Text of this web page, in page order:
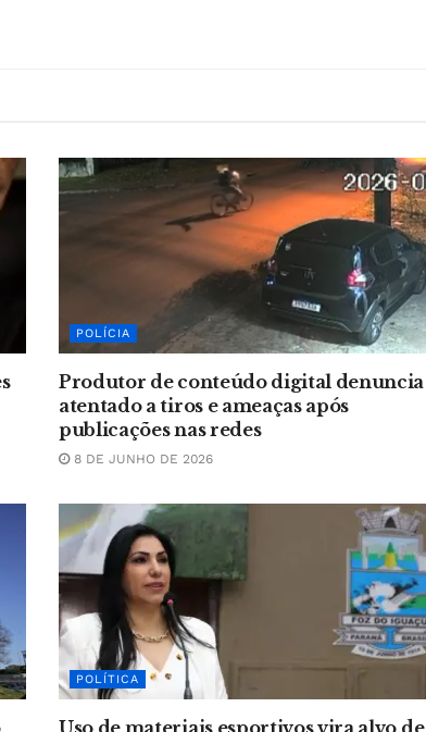
POLÍCIA
Produtor de conteúdo digital denuncia
atentado a tiros e ameaças após
publicações nas redes
8 DE JUNHO DE 2026
POLÍTICA
Uso de materiais esportivos vira alvo de